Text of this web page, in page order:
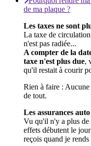
de ma plaque ?
Les taxes ne sont
La taxe de
n'est pas radiée...
A compter de la
taxe n'est plus due,
qu'il restait à courir
Rien à faire :
de tout.
Les assurances
Vu qu'il n'y a plus de
effets débutent le
reçois quand je rends